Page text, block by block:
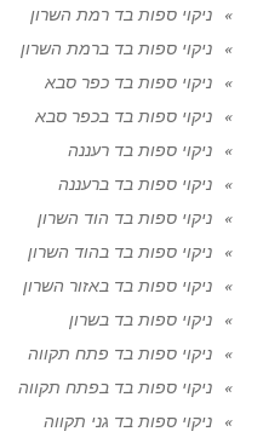
ניקוי ספות בד רמת השרון
ניקוי ספות בד ברמת השרון
ניקוי ספות בד כפר סבא
ניקוי ספות בד בכפר סבא
ניקוי ספות בד רעננה
ניקוי ספות בד ברעננה
ניקוי ספות בד הוד השרון
ניקוי ספות בד בהוד השרון
ניקוי ספות בד באזור השרון
ניקוי ספות בד בשרון
ניקוי ספות בד פתח תקווה
ניקוי ספות בד בפתח תקווה
ניקוי ספות בד גני תקווה